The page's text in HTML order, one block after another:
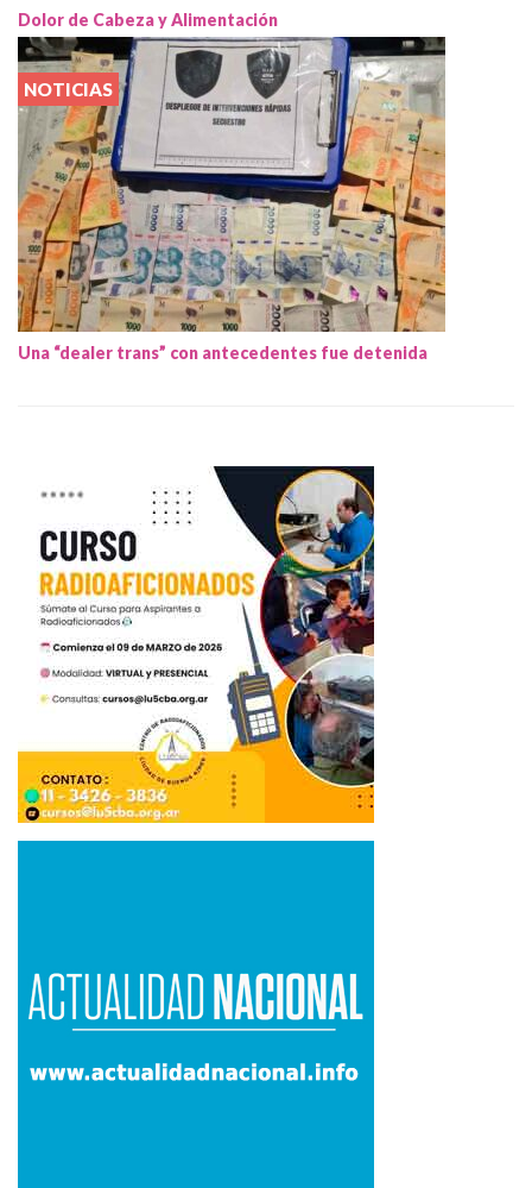
Dolor de Cabeza y Alimentación
NOTICIAS
Una “dealer trans” con antecedentes fue detenida